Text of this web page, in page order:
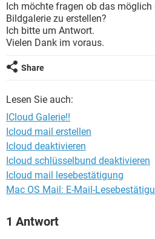
WHATSAPP
FACEBOOK
WINDOWS 10
WHATSAPP
FACEBOOK
Ich möchte fragen ob das
Bildgalerie zu erstellen?
Ich bitte um Antwort.
Vielen Dank im voraus.
Share
Lesen Sie auch:
ICloud Galerie!!
Icloud mail erstellen
Icloud deaktivieren
Icloud schlüsselbund deaktivieren
Icloud mail lesebestätigung
Mac OS Mail: E-Mail-
1 Antwort